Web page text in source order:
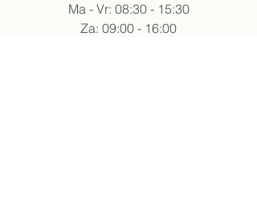
Ma - Vr: 08:30 - 15:30
Za: 09:00 - 16:00